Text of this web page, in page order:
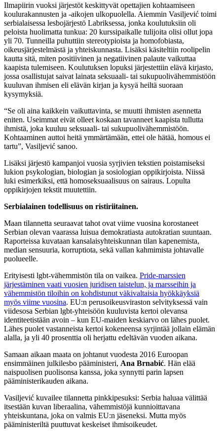
Ilmapiirin vuoksi järjestöt keskittyvät opettajien kohtaamiseen
koulurakannusten ja -aikojen ulkopuolella. Aiemmin Vasiljević toimi
serbialaisessa lesbojärjestö Labriksessa, jonka koulutuksiin oli
peloista huolimatta tunkua: 20 kurssipaikalle tulijoita olisi ollut jopa
yli 70. Tunneilla puhuttiin stereotypioista ja homofobiasta,
oikeusjärjestelmästä ja yhteiskunnasta. Lisäksi käsiteltiin roolipelin
kautta sitä, miten positiivinen ja negatiivinen palaute vaikuttaa
kaapista tulemiseen. Koulutuksen lopuksi järjestettiin elävä kirjasto,
jossa osallistujat saivat lainata seksuaali- tai sukupuolivähemmistöön
kuuluvan ihmisen eli elävän kirjan ja kysyä heiltä suoraan
kysymyksiä.
“Se oli aina kaikkein vaikuttavinta, se muutti ihmisten asennetta
eniten. Useimmat eivät olleet koskaan tavanneet kaapista tullutta
ihmistä, joka kuuluu seksuaali- tai sukupuolivähemmistöön.
Kohtaaminen auttoi heitä ymmärtämään, ettei ole hätää, homous ei
tartu”, Vasiljević sanoo.
Lisäksi järjestö kampanjoi vuosia syrjivien tekstien poistamiseksi
lukion psykologian, biologian ja sosiologian oppikirjoista. Niissä
luki esimerkiksi, että homoseksuaalisuus on sairaus. Lopulta
oppikirjojen tekstit muutettiin.
Serbialainen todellisuus on ristiriitainen.
Maan tilannetta seuraavat tahot ovat viime vuosina korostaneet
Serbian olevan vaarassa luisua demokratiasta autokratian suuntaan.
Raporteissa kuvataan kansalaisyhteiskunnan tilan kapenemista,
median sensuuria, korruptiota, sekä vallan kahmimista johtavalle
puolueelle.
Erityisesti lgbt-vähemmistön tila on vaikea. Pride-marssien
järjestäminen vaati vuosien juridisen taistelun, ja marsseihin ja
vähemmistön tiloihin on kohdistunut väkivaltaisia hyökkäyksiä
myös viime vuosina. EU:n perusoikeusviraston selvityksessä vain
viidesosa Serbian lgbt-yhteisöön kuuluvista kertoi olevansa
identiteetistään avoin – kun EU-maiden keskiarvo on lähes puolet.
Lähes puolet vastanneista kertoi kokeneensa syrjintää jollain elämän
alalla, ja yli 40 prosenttia oli herjattu edeltävän vuoden aikana.
Samaan aikaan maata on johtanut vuodesta 2016 Euroopan
ensimmäinen julkilesbo pääministeri, Ana Brnabić. Hän elää
naispuolisen puolisonsa kanssa, joka synnytti parin lapsen
pääministerikauden aikana.
Vasiljević kuvailee tilannetta pinkkipesuksi: Serbia haluaa välittää
itsestään kuvan liberaalina, vähemmistöjä kunnioittavana
yhteiskuntana, joka on valmis EU:n jäseneksi. Mutta myös
pääministeriltä puuttuvat keskeiset ihmisoikeudet.